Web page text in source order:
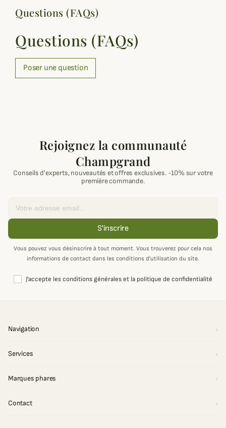
Questions (FAQs)
Questions (FAQs)
Poser une question
Rejoignez la communauté
Champgrand
Conseils d'experts, nouveautés et offres exclusives. -10% sur votre
première commande.
S'inscrire
Vous pouvez vous désinscrire à tout moment. Vous trouverez pour cela nos
informations de contact dans les conditions d'utilisation du site.
J'accepte les conditions générales et la politique de confidentialité
Navigation
Services
Marques phares
Contact